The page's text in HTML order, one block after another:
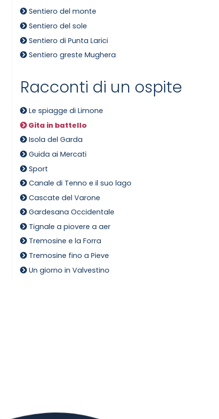
Sentiero del monte
Sentiero del sole
Sentiero di Punta Larici
Sentiero greste Mughera
Racconti di un ospite
Le spiagge di Limone
Gita in battello
Isola del Garda
Guida ai Mercati
Sport
Canale di Tenno e il suo lago
Cascate del Varone
Gardesana Occidentale
Tignale a piovere a aer
Tremosine e la Forra
Tremosine fino a Pieve
Un giorno in Valvestino